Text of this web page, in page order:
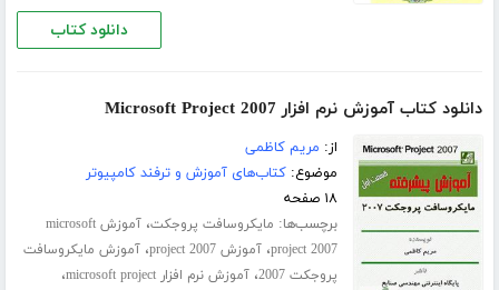
دانلود کتاب
دانلود کتاب آموزش نرم افزار Microsoft Project 2007
از: مریم کاظمی
موضوع:کتاب‌های آموزش و ترفند کامپیوتر
۱۸ صفحه
برچسب‌ها: مایکروسافت پروجکت،
آموزش microsoft
project 2007،آموزش project 2007 ،آموزش مایکروسافت
پروجکت 2007
،آموزش نرم افزار microsoft project ،